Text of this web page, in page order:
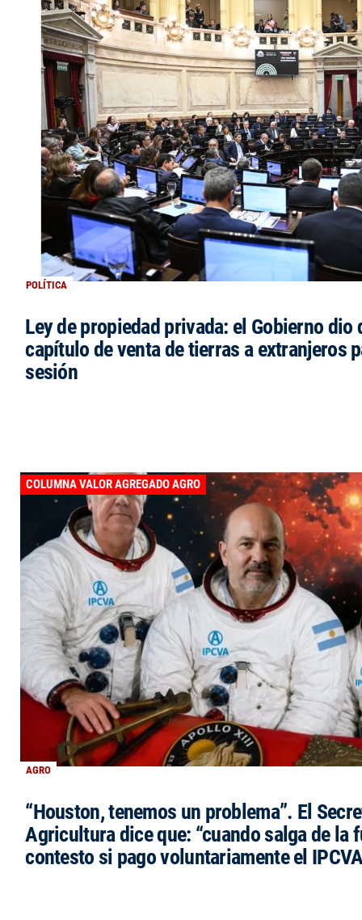
POLÍTICA
Ley de propiedad privada: el Gobierno dio
capítulo de venta de tierras a extranjeros
sesión
AGRO
COLUMNA VALOR AGREGADO AGRO
“Houston, tenemos un problema”. El
Agricultura dice que: “cuando salga de la
contesto si pago voluntariamente el